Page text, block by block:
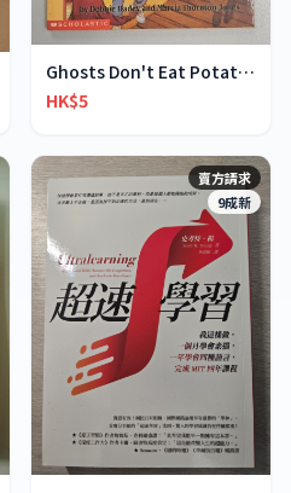
Ghosts Don't Eat Potato Chips
HK$5
賣方請求
9成新